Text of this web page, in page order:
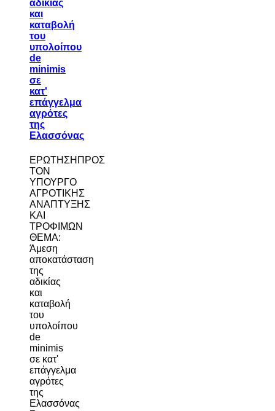
αδικίας
και
καταβολή
του
υπολοίπου
de
minimis
σε
κατ'
επάγγελμα
αγρότες
της
Ελασσόνας
ΕΡΩΤΗΣΗΠΡΟΣ
ΤΟΝ
ΥΠΟΥΡΓΟ
ΑΓΡΟΤΙΚΗΣ
ΑΝΑΠΤΥΞΗΣ
ΚΑΙ
ΤΡΟΦΙΜΩΝ
ΘΕΜΑ:
Άμεση
αποκατάσταση
της
αδικίας
και
καταβολή
του
υπολοίπου
de
minimis
σε κατ'
επάγγελμα
αγρότες
της
Ελασσόνας